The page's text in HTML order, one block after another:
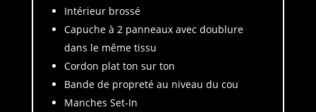
Intérieur brossé
Capuche à 2 panneaux avec doublure
dans le même tissu
Cordon plat ton sur ton
Bande de propreté au niveau du cou
Manches Set-In